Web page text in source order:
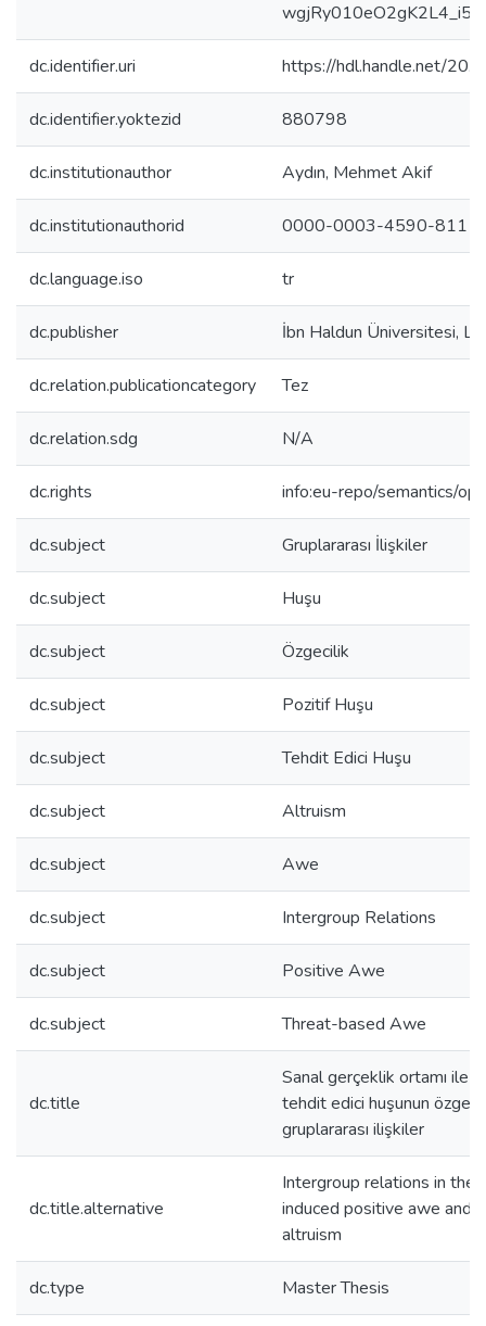
dc.identifier.uri https://hdl.handle.net/
dc.identifier.yoktezid 880798
dc.institutionauthor Aydın, Mehmet Akif
dc.institutionauthorid 0000-0003-4590-8111
dc.language.iso tr
dc.publisher İbn Haldun Üniversitesi,
dc.relation.publicationcategory Tez
dc.relation.sdg N/A
dc.rights info:eu-repo/semantics/
dc.subject Gruplararası İlişkiler
dc.subject Huşu
dc.subject Özgecilik
dc.subject Pozitif Huşu
dc.subject Tehdit Edici Huşu
dc.subject Altruism
dc.subject Awe
dc.subject Intergroup Relations
dc.subject Positive Awe
dc.subject Threat-based Awe
dc.title
Sanal gerçeklik ortamı ile
tehdit edici huşunun
gruplararası ilişkiler
dc.title.alternative
Intergroup relations in the
induced positive awe and
altruism
dc.type Master Thesis